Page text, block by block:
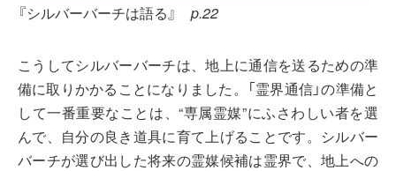
『シルバーバーチは語る』 p.22
こうしてシルバーバーチは、地上に通信を送るための準
備に取りかかることになりました。「霊界通信」の準備と
して一番重要なことは、“専属霊媒”にふさわしい者を選
んで、自分の良き道具に育て上げることです。シルバー
バーチが選び出した将来の霊媒候補は霊界で、地上への